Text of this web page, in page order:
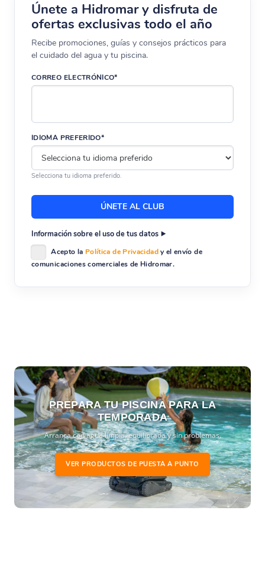
Únete a Hidromar y disfruta de
ofertas exclusivas todo el año
Recibe promociones, guías y consejos prácticos para
el cuidado del agua y tu piscina.
CORREO ELECTRÓNICO*
IDIOMA PREFERIDO*
Selecciona tu idioma preferido.
Información sobre el uso de tus datos
Acepto la Política de Privacidady el envío de
comunicaciones comerciales de Hidromar.
PREPARA TU PISCINA PARA LA
TEMPORADA
Arranca con agua limpia, equilibrada y sin problemas.
VER PRODUCTOS DE PUESTA A PUNTO